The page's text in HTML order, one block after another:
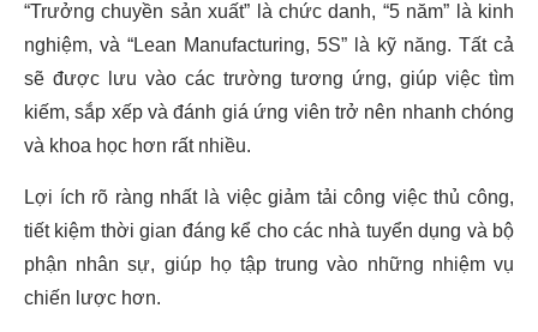
“Trưởng chuyền sản xuất” là chức danh, “5 năm” là kinh
nghiệm, và “Lean Manufacturing, 5S” là kỹ năng. Tất cả
sẽ được lưu vào các trường tương ứng, giúp việc tìm
kiếm, sắp xếp và đánh giá ứng viên trở nên nhanh chóng
và khoa học hơn rất nhiều.
Lợi ích rõ ràng nhất là việc giảm tải công việc thủ công,
tiết kiệm thời gian đáng kể cho các nhà tuyển dụng và bộ
phận nhân sự, giúp họ tập trung vào những nhiệm vụ
chiến lược hơn.